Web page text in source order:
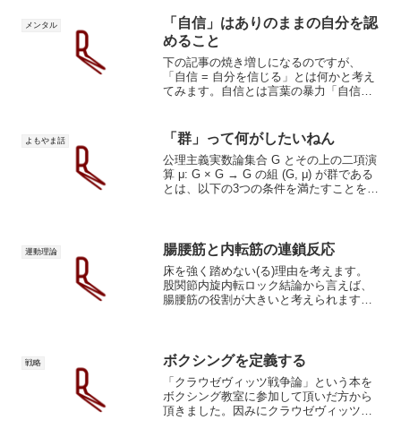
メンタル
「自信」はありのままの自分を認
めること
下の記事の焼き増しになるのですが、
「自信 = 自分を信じる」とは何かと考え
てみます。自信とは言葉の暴力「自信を
す。そう言ってくれる人は励ましを込め
てくれているのでありがた...
よもやま話 「群」って何がしたいねん
公理主義実数論集合 G とその上の二項演
算 μ: G × G → G の組 (G, μ) が群である
とは、以下の3つの条件を満たすことをい
運動理論 腸腰筋と内転筋の連鎖反応
床を強く踏めない(る)理由を考えます。
股関節内旋内転ロック結論から言えば、
腸腰筋の役割が大きいと考えられます。
が持ち上げられてハム...
戦略 ボクシングを定義する
「クラウゼヴィッツ戦争論」という本を
ボクシング教室に参加して頂いだ方から
頂きました。因みにクラウゼヴィッツは